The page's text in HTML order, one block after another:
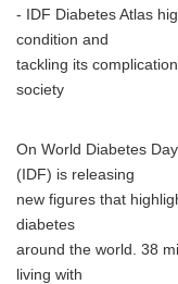
- IDF Diabetes Atlas
condition and
tackling its
society
On World Diabetes
(IDF) is releasing
new figures that
diabetes
around the world. 38
living with